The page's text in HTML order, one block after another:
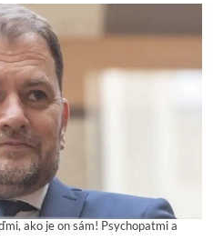
ako je on sám! Psychopatmi a